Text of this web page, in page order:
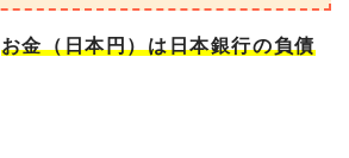
お金（日本円）は日本銀行の負債